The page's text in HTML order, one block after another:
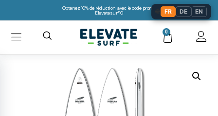
Obtenez 10% de réduction avec le code promo:
Elevatesurf10
0
FR DE EN